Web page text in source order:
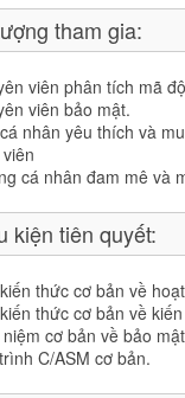
tham gia:
viên phân tích mã
viên bảo mật.
nhân yêu thích và
cá nhân đam mê và
kiện tiên quyết:
thức cơ bản về
thức cơ bản về
niệm cơ bản về bảo
C/ASM cơ bản.